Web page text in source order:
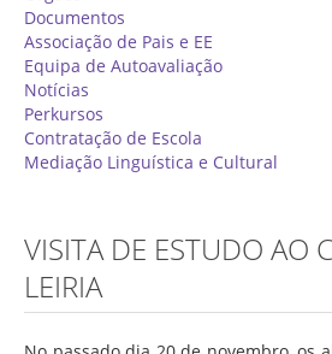
Critérios Específicos de Avaliação
Ensino Profissionalizante
Horários
Educação Especial
Atividades do 1º Ciclo
Clubes & Projetos
Exames
Documentos
Associação de Pais e EE
Equipa de Autoavaliação
Notícias
Perkursos
Contratação de Escola
Mediação Linguística e Cultural
VISITA DE ESTUDO AO
LEIRIA